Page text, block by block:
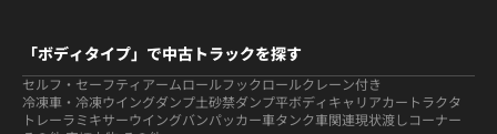
「ボディタイプ」で中古トラックを探す
セルフ・セーフティ アームロールフックロールクレーン付き
冷凍車・冷凍ウイングダンプ土砂禁ダンプ平ボディ キャリアカー トラクタ
トレーラ ミキサーウイングバンパッカー車タンク車関連現状渡しコーナー